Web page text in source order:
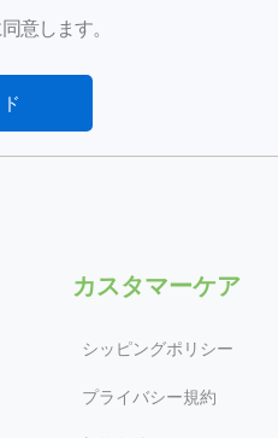
意します。
カスタマーケア
シッピングポリシー
プライバシー規約